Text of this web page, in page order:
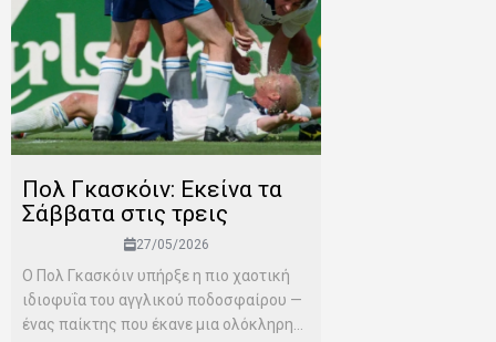
Πολ Γκασκόιν: Εκείνα τα
Σάββατα στις τρεις
27/05/2026
Ο Πολ Γκασκόιν υπήρξε η πιο χαοτική
ιδιοφυΐα του αγγλικού ποδοσφαίρου —
ένας παίκτης που έκανε μια ολόκληρη...